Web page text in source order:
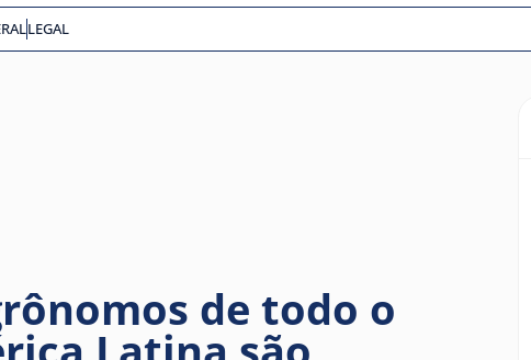
LEGAL
de todo o